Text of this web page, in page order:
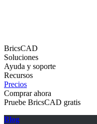
BricsCAD
Soluciones
Ayuda y soporte
Recursos
Precios
Comprar ahora
Pruebe BricsCAD gratis
Blog